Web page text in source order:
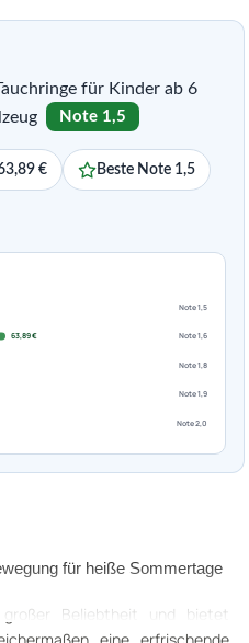
für Kinder ab 6
Note 1,5
€ Beste Note 1,5
Note 1,5
63,89 €
Note 1,6
Note 1,8
Note 1,9
Note 2,0
für heiße Sommertage
Beliebtheit und bietet